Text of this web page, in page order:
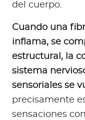
del cuerpo.
Cuando una
inflama, se
estructural, la
sistema
sensoriales se
precisamente
sensaciones